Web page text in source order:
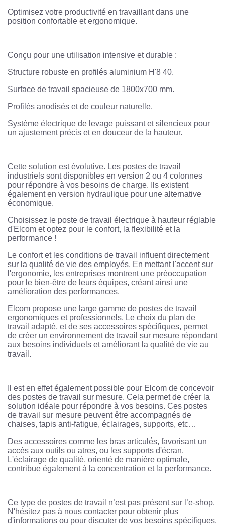
Optimisez votre productivité en travaillant dans une
position confortable et ergonomique.
Conçu pour une utilisation intensive et durable :
Structure robuste en profilés aluminium H'8 40.
Surface de travail spacieuse de 1800x700 mm.
Profilés anodisés et de couleur naturelle.
Système électrique de levage puissant et silencieux pour
un ajustement précis et en douceur de la hauteur.
Cette solution est évolutive. Les postes de travail
industriels sont disponibles en version 2 ou 4 colonnes
pour répondre à vos besoins de charge. Ils existent
également en version hydraulique pour une alternative
économique.
Choisissez le poste de travail électrique à hauteur réglable
d'Elcom et optez pour le confort, la flexibilité et la
performance !
Le confort et les conditions de travail influent directement
sur la qualité de vie des employés. En mettant l'accent sur
l'ergonomie, les entreprises montrent une préoccupation
pour le bien-être de leurs équipes, créant ainsi une
amélioration des performances.
Elcom propose une large gamme de postes de travail
ergonomiques et professionnels. Le choix du plan de
travail adapté, et de ses accessoires spécifiques, permet
de créer un environnement de travail sur mesure répondant
aux besoins individuels et améliorant la qualité de vie au
travail.
Il est en effet également possible pour Elcom de concevoir
des postes de travail sur mesure. Cela permet de créer la
solution idéale pour répondre à vos besoins. Ces postes
de travail sur mesure peuvent être accompagnés de
chaises, tapis anti-fatigue, éclairages, supports, etc…
Des accessoires comme les bras articulés, favorisant un
accès aux outils ou atres, ou les supports d'écran.
L'éclairage de qualité, orienté de manière optimale,
contribue également à la concentration et la performance.
Ce type de postes de travail n’est pas présent sur l’e-shop.
N'hésitez pas à nous contacter pour obtenir plus
d'informations ou pour discuter de vos besoins spécifiques.